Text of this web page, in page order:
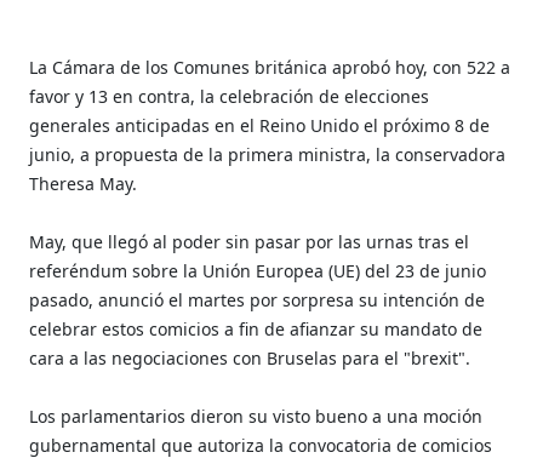
La Cámara de los Comunes británica aprobó hoy, con 522 a
favor y 13 en contra, la celebración de elecciones
generales anticipadas en el Reino Unido el próximo 8 de
junio, a propuesta de la primera ministra, la conservadora
Theresa May.
May, que llegó al poder sin pasar por las urnas tras el
referéndum sobre la Unión Europea (UE) del 23 de junio
pasado, anunció el martes por sorpresa su intención de
celebrar estos comicios a fin de afianzar su mandato de
cara a las negociaciones con Bruselas para el "brexit".
Los parlamentarios dieron su visto bueno a una moción
gubernamental que autoriza la convocatoria de comicios